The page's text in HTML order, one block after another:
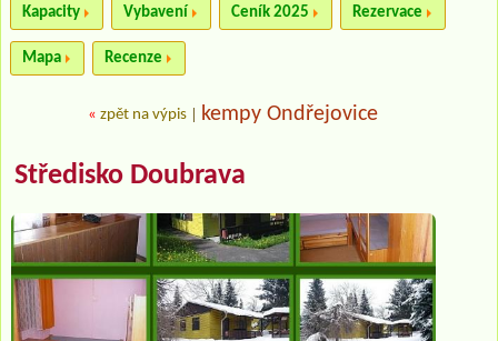
Kapacity Vybavení Ceník 2025 Rezervace
Mapa Recenze
« zpět na výpis kempy Ondřejovice
Středisko Doubrava